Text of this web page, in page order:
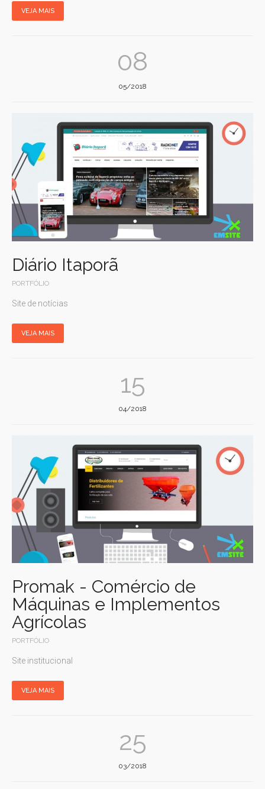
VEJA MAIS
08
05/2018
Diário Itaporã
PORTFÓLIO
Site de notícias
VEJA MAIS
15
04/2018
Promak - Comércio de
Máquinas e Implementos
Agrícolas
PORTFÓLIO
Site institucional
VEJA MAIS
25
03/2018